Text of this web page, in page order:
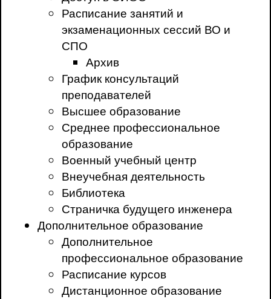
Расписание занятий и
экзаменационных сессий ВО и
СПО
Архив
График консультаций
преподавателей
Высшее образование
Среднее профессиональное
образование
Военный учебный центр
Внеучебная деятельность
Библиотека
Страничка будущего инженера
Дополнительное образование
Дополнительное
профессиональное образование
Расписание курсов
Дистанционное образование